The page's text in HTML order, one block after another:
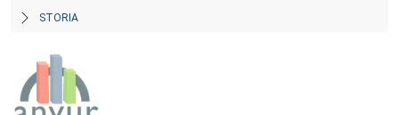
STORIA